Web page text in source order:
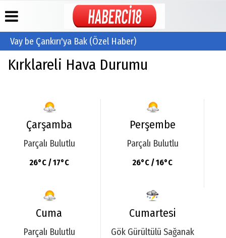
Üye Paneli
Arşivi
Günün
Haberleri
Hava
Durumu
Köşe
Yazarları
Künye
Vay be Çankırı'ya Bak (Özel Haber)
Kırklareli Hava Durumu
Çarşamba
Parçalı Bulutlu
26°C / 17°C
Perşembe
Parçalı Bulutlu
26°C / 16°C
Cuma
Parçalı Bulutlu
Cumartesi
Gök Gürültülü Sağanak